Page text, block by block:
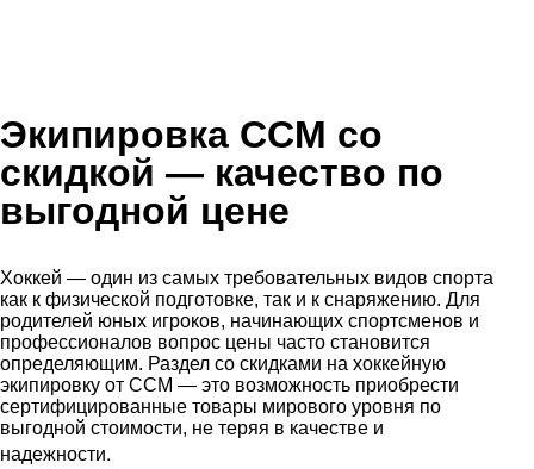
Экипировка CCM со
скидкой — качество по
выгодной цене
Хоккей — один из самых требовательных видов спорта
как к физической подготовке, так и к снаряжению. Для
родителей юных игроков, начинающих спортсменов и
профессионалов вопрос цены часто становится
определяющим. Раздел со скидками на хоккейную
экипировку от CCM — это возможность приобрести
сертифицированные товары мирового уровня по
выгодной стоимости, не теряя в качестве и
надежности.